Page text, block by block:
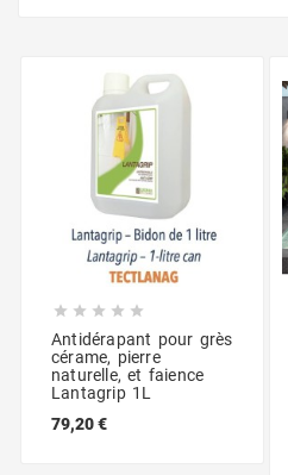
    
Antidérapant pour grès
cérame, pierre
naturelle, et faience
Lantagrip 1L
79,20 €